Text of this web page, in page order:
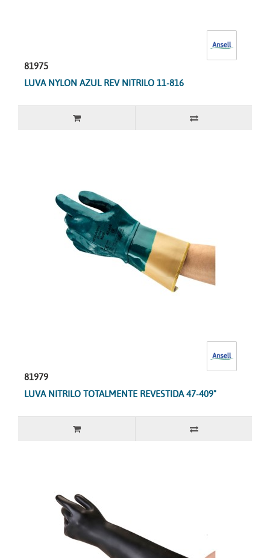
81975
LUVA NYLON AZUL REV NITRILO 11-816
81979
LUVA NITRILO TOTALMENTE REVESTIDA 47-409"